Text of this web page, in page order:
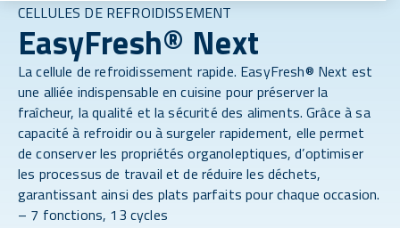
CELLULES DE REFROIDISSEMENT
EasyFresh® Next
La cellule de refroidissement rapide. EasyFresh® Next est
une alliée indispensable en cuisine pour préserver la
fraîcheur, la qualité et la sécurité des aliments. Grâce à sa
capacité à refroidir ou à surgeler rapidement, elle permet
de conserver les propriétés organoleptiques, d’optimiser
les processus de travail et de réduire les déchets,
garantissant ainsi des plats parfaits pour chaque occasion.
– 7 fonctions, 13 cycles